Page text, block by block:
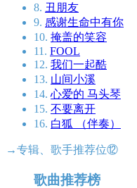
8. 丑朋友
9. 感谢生命中有你
10. 掩盖的笑容
11. FOOL
12. 我们一起酷
13. 山间小溪
14. 心爱的 马头琴
15. 不要离开
16. 白狐 （伴奏）
→专辑、歌手推荐位⑫
歌曲推荐榜